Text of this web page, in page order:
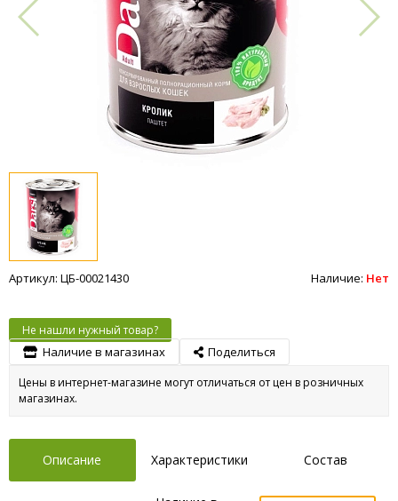
Артикул: ЦБ-00021430 Наличие: Нет
Не нашли нужный товар?
Наличие в магазинах Поделиться
Цены в интернет-магазине могут отличаться от цен в розничных
магазинах.
Описание Характеристики Состав